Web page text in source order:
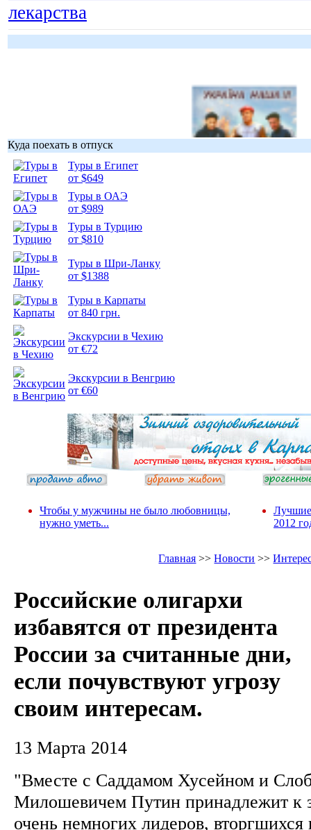
лекарства
Куда поехать в отпуск
Туры в Египет
от $649
Туры в ОАЭ
от $989
Туры в Турцию
от $810
Туры в Шри-Ланку
от $1388
Туры в Карпаты
от 840 грн.
Экскурсии в Чехию
от €72
Экскурсии в Венгрию
от €60
Чтобы у мужчины не было любовницы,
нужно уметь...
Лучшие
2012
Главная >>Новости >>
Российские олигархи
избавятся от президента
России за считанные дни,
если почувствуют угрозу
своим интересам.
13 Марта 2014
"Вместе с Саддамом Хусейном и
Милошевичем Путин принадлежит к
очень немногих лидеров, вторгшихся